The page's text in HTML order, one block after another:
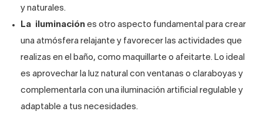
y naturales.
La iluminación es otro aspecto fundamental para crear
una atmósfera relajante y favorecer las actividades que
realizas en el baño, como maquillarte o afeitarte. Lo ideal
es aprovechar la luz natural con ventanas o claraboyas y
complementarla con una iluminación artificial regulable y
adaptable a tus necesidades.